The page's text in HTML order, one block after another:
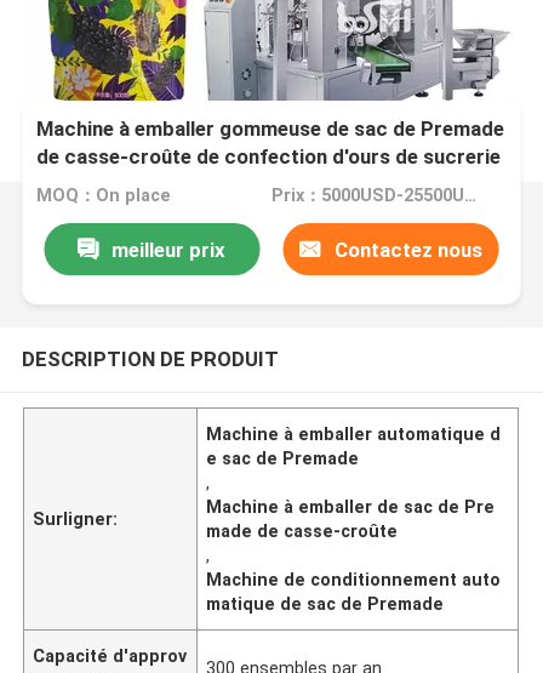
Machine à emballer gommeuse de sac de Premade
de casse-croûte de confection d'ours de sucrerie
automatique
MOQ：On place Prix：5000USD-25500USD per set
meilleur prix Contactez nous
DESCRIPTION DE PRODUIT
Surligner:
Machine à emballer automatique d
e sac de Premade
,
Machine à emballer de sac de Pre
made de casse-croûte
,
Machine de conditionnement auto
matique de sac de Premade
Capacité d'approv
300 ensembles par an